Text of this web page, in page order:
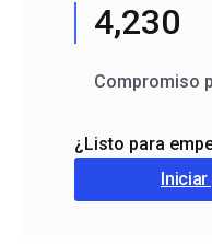
4,230
Compromiso
¿Listo para